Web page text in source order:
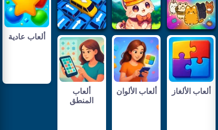
ألعاب عادية
ألعاب الألغاز ألعاب الألوان
ألعاب
المنطق